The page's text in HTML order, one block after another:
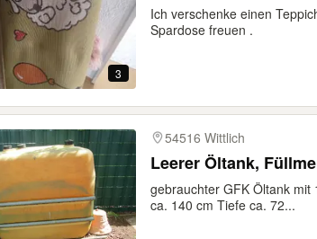
3
Ich verschenke einen
Spardose freuen .
54516 Wittlich
Leerer Öltank,
gebrauchter GFK Öltank
ca. 140 cm Tiefe ca. 72...